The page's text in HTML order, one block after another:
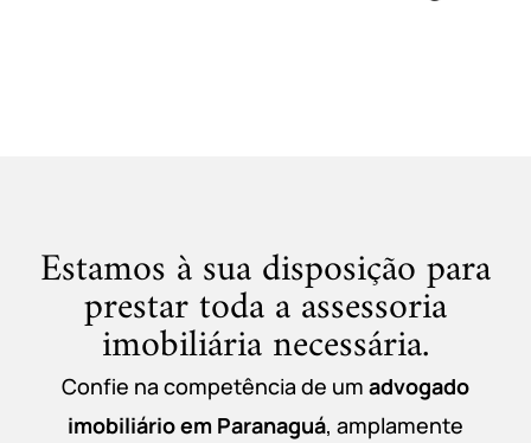
Estamos à sua disposição para
prestar toda a assessoria
imobiliária necessária.
Confie na competência de um advogado
imobiliário em Paranaguá, amplamente